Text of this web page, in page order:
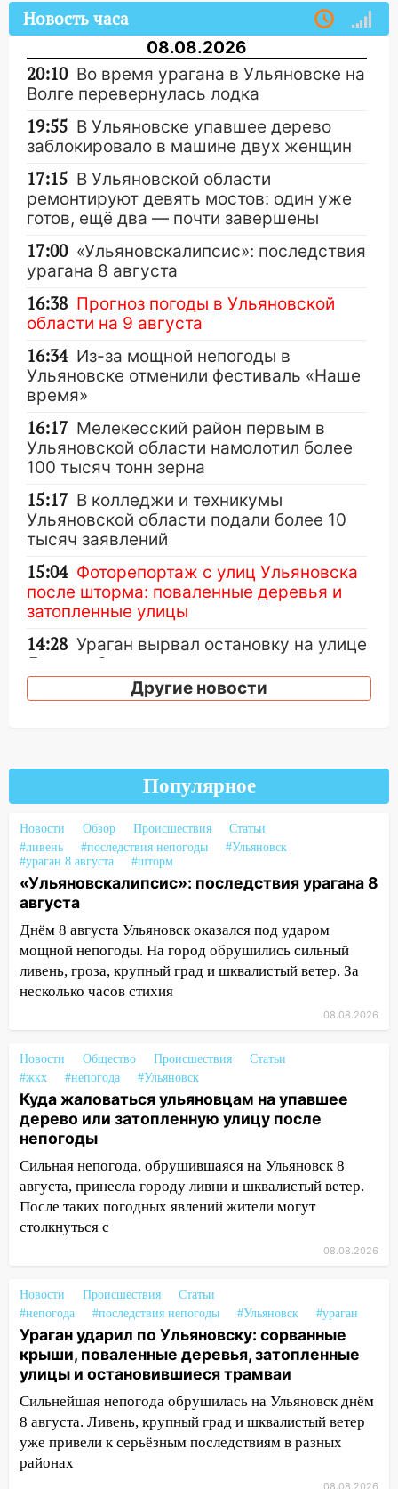
Новость часа
08.08.2026
20:10 Во время урагана в Ульяновске на
Волге перевернулась лодка
19:55 В Ульяновске упавшее дерево
заблокировало в машине двух женщин
17:15 В Ульяновской области
ремонтируют девять мостов: один уже
готов, ещё два — почти завершены
17:00 «Ульяновскалипсис»: последствия
урагана 8 августа
16:38 Прогноз погоды в Ульяновской
области на 9 августа
16:34 Из-за мощной непогоды в
Ульяновске отменили фестиваль «Наше
время»
16:17 Мелекесский район первым в
Ульяновской области намолотил более
100 тысяч тонн зерна
15:17 В колледжи и техникумы
Ульяновской области подали более 10
тысяч заявлений
15:04 Фоторепортаж с улиц Ульяновска
после шторма: поваленные деревья и
затопленные улицы
14:28 Ураган вырвал остановку на улице
Деева в Заволжье
14:26 Жители Ульяновска сами
14:16 Шторм продолжает ломать город:
на улице Любови Шевцовой рухнул
светофор
14:14
Студента из Ульяновска обманули
мошенники под видом преподавателя
14:12 Куда жаловаться ульяновцам на
упавшее дерево или затопленную улицу
после непогоды
13:59
В Новом городе ураганным
ветром сорвало опалубку со
как устраняют последствия мощного
шторма
13:49 Стихия продолжает крушить
Ульяновск: дерево рухнуло на дом на
Орджоникидзе
13:47 На Нижней Террасе мощным
ветром вырвало дерево с корнем
13:46 Сильный ветер сорвал крышу с
13:35
Непогода продолжает бить по
транспорту: в Ульяновске трамвай
сошёл с рельсов
13:22 Упавшие деревья перекрыли
дороги в Ульяновске: фото
13:17 Непогода в Ульяновске не
закончится сегодня: сильные ливни
сохранятся 9 августа
Трижды «брал в долг» без спроса:
Другие новости
Популярное
Новости Обзор Происшествия
Статьи
#ливень
#последствия непогоды
#Ульяновск
#ураган 8 августа
#шторм
«Ульяновскалипсис»: последствия урагана 8
августа
Днём 8 августа Ульяновск оказался под ударом
мощной непогоды. На город обрушились сильный
ливень, гроза, крупный град и шквалистый ветер. За
несколько часов стихия
08.08.2026
Новости Общество Происшествия
Статьи
#жкх
#непогода #Ульяновск
Куда жаловаться ульяновцам на упавшее
дерево или затопленную улицу после
непогоды
Сильная непогода, обрушившаяся на Ульяновск 8
августа, принесла городу ливни и шквалистый ветер.
После таких погодных явлений жители могут
столкнуться с
08.08.2026
Новости Происшествия
Статьи
#непогода
#последствия непогоды #Ульяновск #ураган
Ураган ударил по Ульяновску: сорванные
крыши, поваленные деревья, затопленные
улицы и остановившиеся трамваи
Сильнейшая непогода обрушилась на Ульяновск днём
8 августа. Ливень, крупный град и шквалистый ветер
уже привели к серьёзным последствиям в разных
районах
08.08.2026